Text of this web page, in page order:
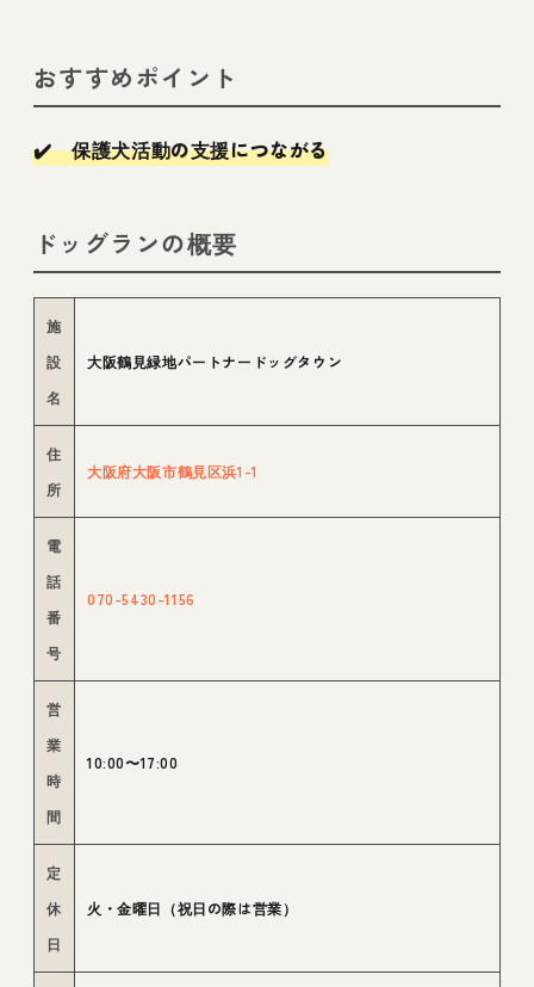
おすすめポイント
✔️ 保護犬活動の支援につながる
ドッグランの概要
施
設
名
大阪鶴見緑地パートナードッグタウン
住
所
大阪府大阪市鶴見区浜1-1
電
話
番
号
070-5430-1156
営
業
時
間
10:00〜17:00
定
休
日
火・金曜日（祝日の際は営業）